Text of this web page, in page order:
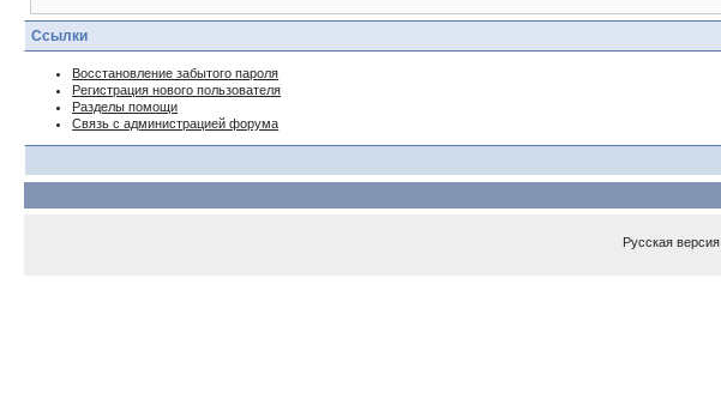
Ссылки
Восстановление забытого пароля
Регистрация нового пользователя
Разделы помощи
Связь с администрацией форума
Русская версия